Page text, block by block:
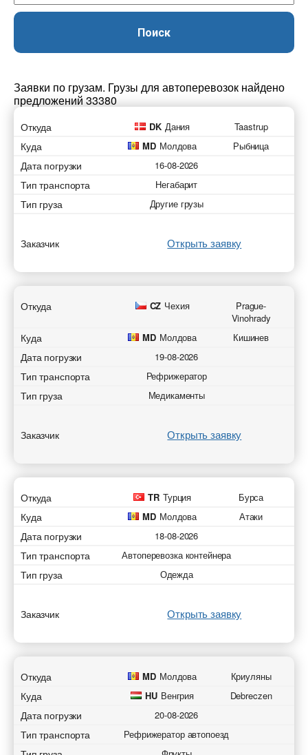
Поиск
Заявки по грузам. Грузы для автоперевозок найдено
предложений 33380
Откуда DK Дания Taastrup
Куда MD Молдова Рыбница
Дата погрузки 16-08-2026
Тип транспорта Негабарит
Тип груза Другие грузы
Заказчик Открыть заявку
Откуда CZ Чехия
Prague-
Vinohrady
Куда MD Молдова Кишинев
Дата погрузки 19-08-2026
Тип транспорта Рефрижератор
Тип груза Медикаменты
Заказчик Открыть заявку
Откуда TR Турция Бурса
Куда MD Молдова Атаки
Дата погрузки 18-08-2026
Тип транспорта Автоперевозка контейнера
Тип груза Одежда
Заказчик Открыть заявку
Откуда MD Молдова Криуляны
Куда HU Венгрия Debreczen
Дата погрузки 20-08-2026
Тип транспорта Рефрижератор автопоезд